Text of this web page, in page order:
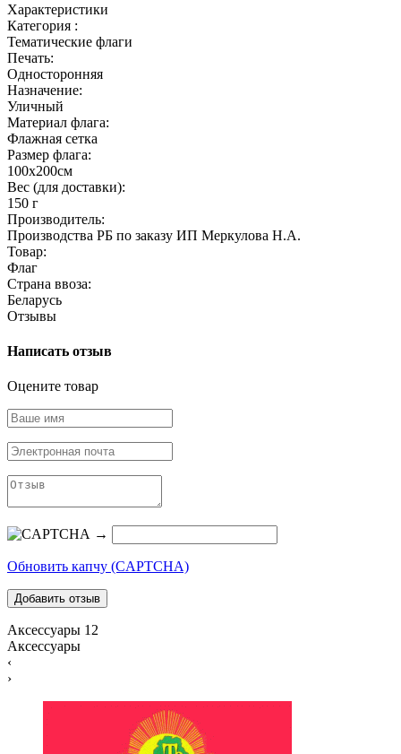
Характеристики
Категория :
Тематические флаги
Печать:
Односторонняя
Назначение:
Уличный
Материал флага:
Флажная сетка
Размер флага:
100х200см
Вес (для доставки):
150 г
Производитель:
Производства РБ по заказу ИП Меркулова Н.А.
Товар:
Флаг
Страна ввоза:
Беларусь
Отзывы
Написать отзыв
Оцените товар
→
Обновить капчу (CAPTCHA)
Аксессуары 12
Аксессуары
‹
›